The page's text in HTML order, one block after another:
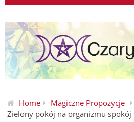
Home
Magiczne Propozycje
Zielony pokój na organizmu spokój